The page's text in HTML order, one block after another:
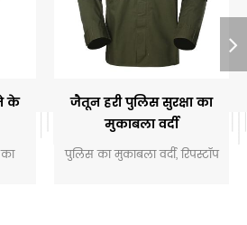
के
जैतून हरी पुलिस सुरक्षा का
मुकाबला वर्दी
पुलिस का मुकाबला वर्दी, रिपस्टॉप